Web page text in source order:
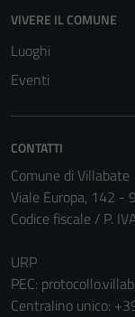
VIVERE IL COMUNE
Luoghi
Eventi
CONTATTI
Comune di Villabate
Viale Europa, 142 -
Codice fiscale / P.
URP
PEC:
Centralino unico: